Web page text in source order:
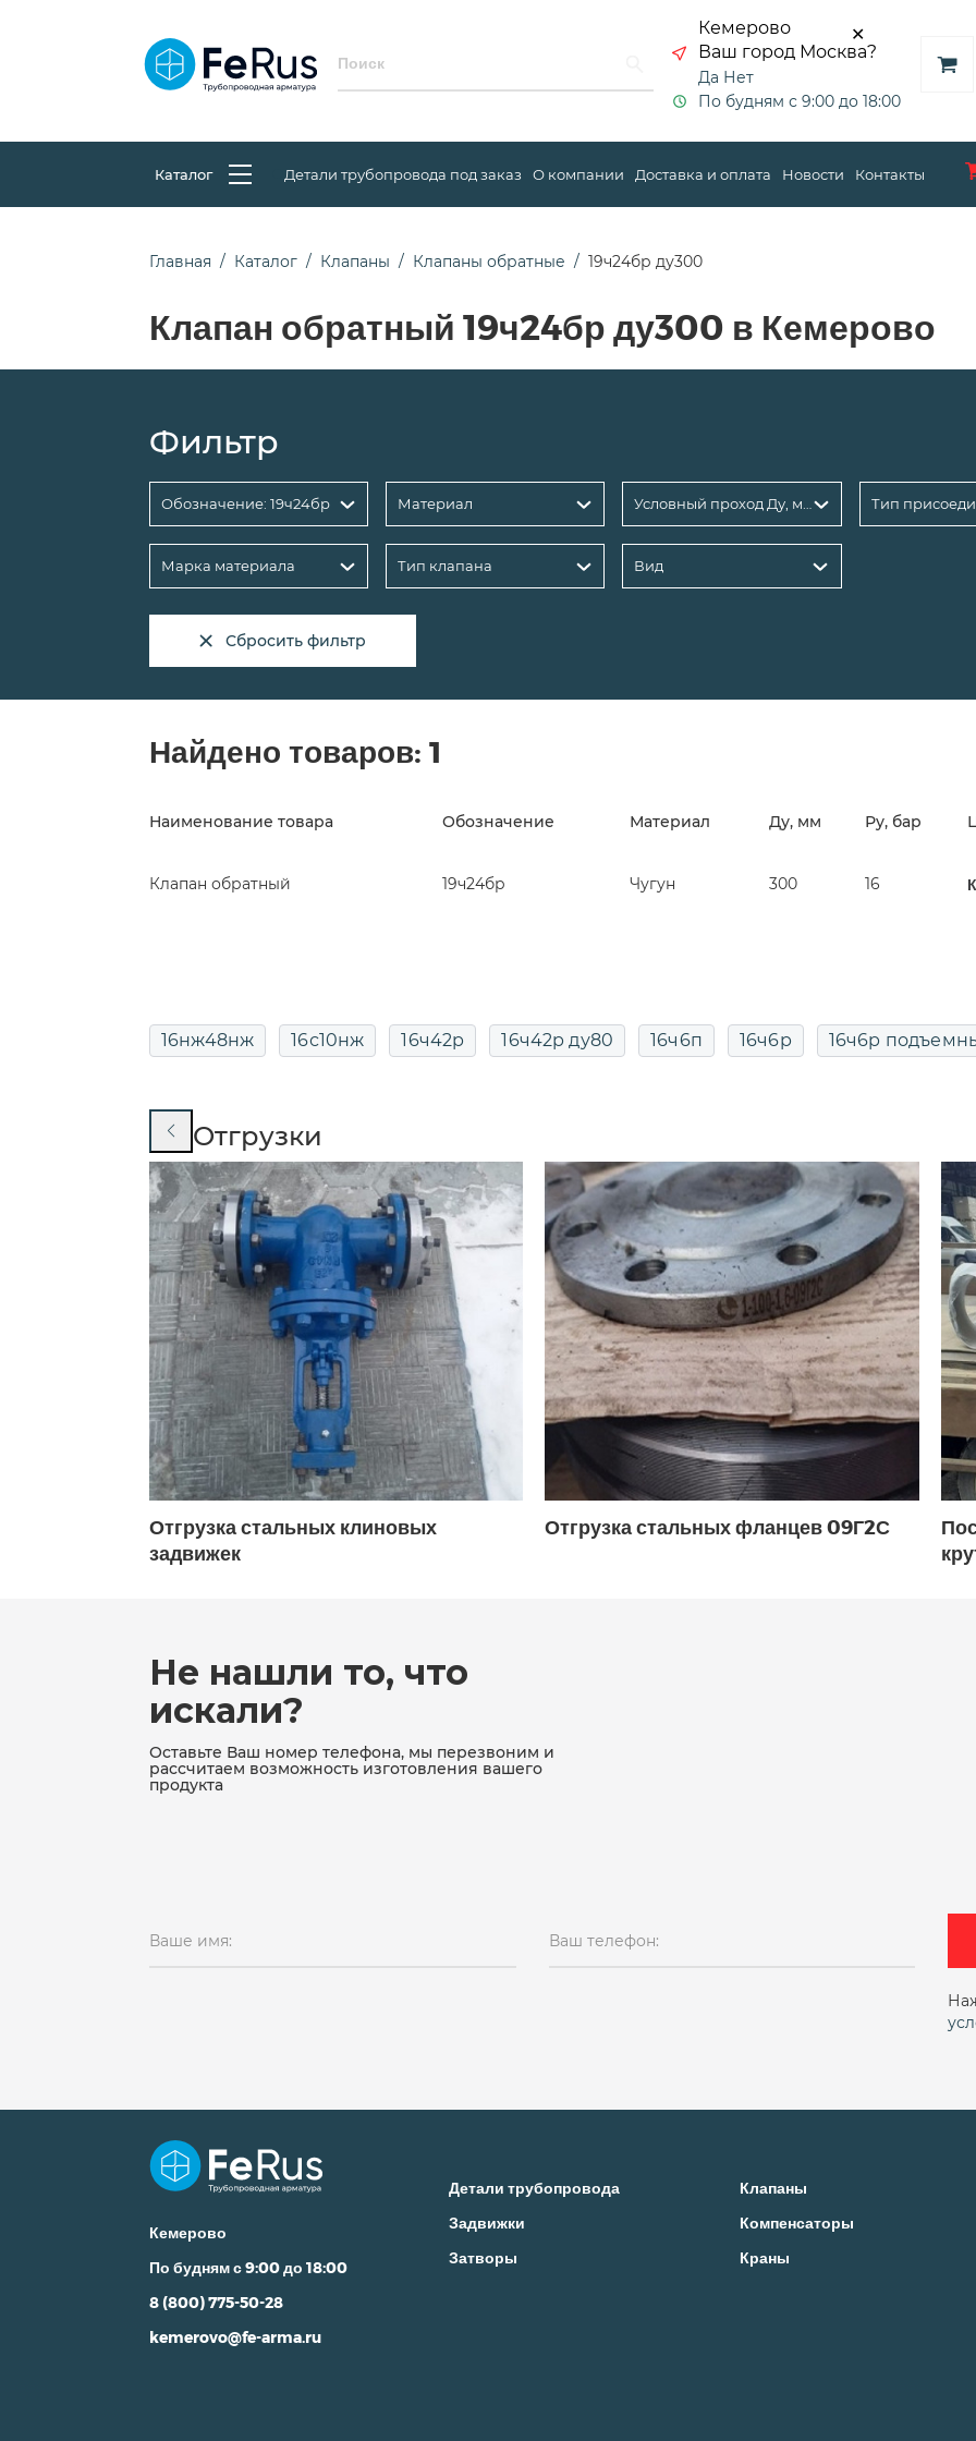
Кемерово
✕
Ваш город Москва?
Да Нет
По будням с 9:00 до 18:00
Каталог Детали трубопровода под заказ О компании Доставка и оплата Новости Контакты
Главная Каталог Клапаны Клапаны обратные 19ч24бр ду300
Клапан обратный 19ч24бр ду300 в Кемерово
Фильтр
Обозначение: 19ч24бр Материал
Марка материала Тип клапана Вид
Сбросить фильтр
Найдено товаров: 1
Наименование товара Обозначение Материал Ду, мм Ру, бар
Клапан обратный 19ч24бр Чугун 300 16
16нж48нж 16с10нж 16ч42р 16ч42р ду80 16ч6п 16ч6р 16ч6р
19с47нж 19с47нж ДУ400
19с76нж 19с76нж ду80 ру16 19с76нж поворотный 19с76нж поворотный
19ч16бр ДУ150 19ч21бр 19ч21бр ду100 19ч21бр ду100 ру16 19ч21бр ду150
19ч21бр ДУ200 19ч21бр ду50 19ч21бр ДУ80 19ч21бр поворотный
19ч21бр поворотный однодисковый 19ч24бр 19ч24бр ду300 pn16
Двухстворчатый межфланцевый Двухстворчатый чугунный ду10 ДУ100
ДУ100 двухстворчатый межфланцевый ду100 межфланцевый ду100
ДУ100 РУ16 двухстворчатый межфланцевый ду100 фланцевый ду100 чугунный
ДУ150 ду150 межфланцевый ду150 ру16 поворотный ду150 ру40 ду150
ду200 межфланцевый ДУ200 РУ16 фланцевый ДУ200 фланцевый
ду40 фланцевый ДУ400 ДУ400 межфланцевый
ду50 двухстворчатый межфланцевый
ду50 ру16 межфланцевый ДУ50 РУ16 фланцевый
ДУ80
Нержавеющий Поворотный
Подъемный
Отгрузки
Отгрузка стальных клиновых
задвижек
Отгрузка стальных фланцев 09Г2С
Не нашли то, что
искали?
Оставьте Ваш номер телефона, мы перезвоним и
рассчитаем возможность изготовления вашего
продукта
Ваше имя: Ваш телефон:
Кемерово
По будням с 9:00 до 18:00
8 (800) 775-50-28
kemerovo@fe-arma.ru
Детали трубопровода
Задвижки
Затворы
Клапаны
Компенсаторы
Краны